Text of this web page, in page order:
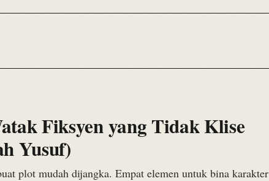
Fiksyen yang Tidak Klise
Yusuf)
plot mudah dijangka. Empat elemen untuk bina karakter